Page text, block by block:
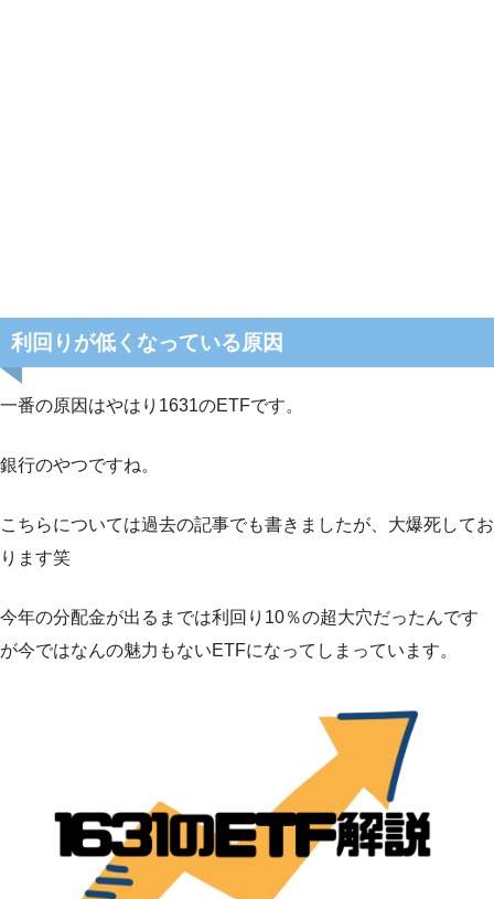
利回りが低くなっている原因
一番の原因はやはり1631のETFです。
銀行のやつですね。
こちらについては過去の記事でも書きましたが、大爆死してお
ります笑
今年の分配金が出るまでは利回り10％の超大穴だったんです
が今ではなんの魅力もないETFになってしまっています。